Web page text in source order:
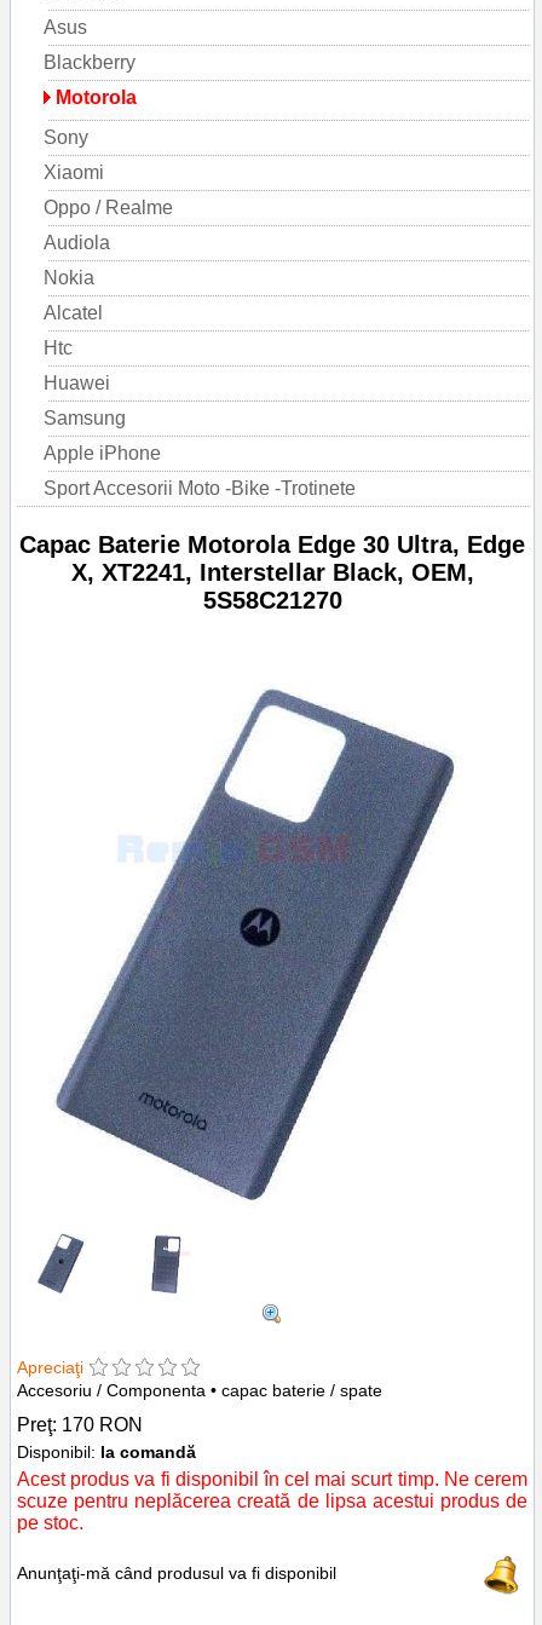
Asus
Blackberry
Motorola
Sony
Xiaomi
Oppo / Realme
Audiola
Nokia
Alcatel
Htc
Huawei
Samsung
Apple iPhone
Sport Accesorii Moto -Bike -Trotinete
Capac Baterie Motorola Edge 30 Ultra, Edge
X, XT2241, Interstellar Black, OEM,
5S58C21270
Apreciaţi
Accesoriu / Componenta • capac baterie / spate
Preţ: 170 RON
Disponibil: la comandă
Acest produs va fi disponibil în cel mai scurt timp. Ne cerem
scuze pentru neplăcerea creată de lipsa acestui produs de
pe stoc.
Anunţaţi-mă când produsul va fi disponibil